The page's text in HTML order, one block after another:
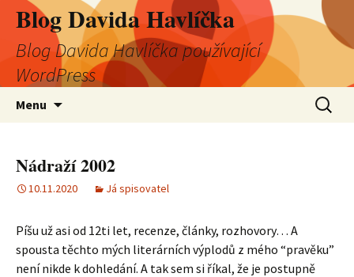
Blog Davida Havlíčka
Blog Davida Havlíčka používající
WordPress
Menu
Nádraží 2002
10.11.2020 Já spisovatel
Píšu už asi od 12ti let, recenze, články, rozhovory… A
spousta těchto mých literárních výplodů z mého “pravěku”
není nikde k dohledání. A tak sem si říkal, že je postupně